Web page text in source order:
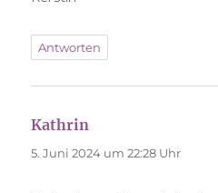
Antworten
Kathrin
5. Juni 2024 um 22:28 Uhr